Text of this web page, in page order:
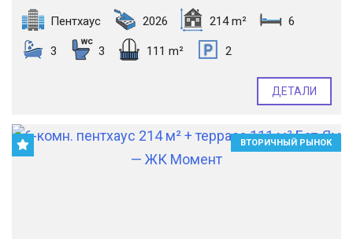
Пентхаус 2026 214 m² 6
3 3 111 m² 2
ДЕТАЛИ
ВТОРИЧНЫЙ РЫНОК